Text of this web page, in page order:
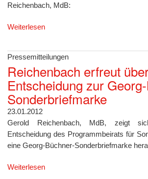
Reichenbach, MdB:
Weiterlesen
Pressemitteilungen
Reichenbach erfreut
Entscheidung zur
Sonderbriefmarke
23.01.2012
Gerold Reichenbach, MdB, zeigt
Entscheidung des Programmbeirats für
eine Georg-Büchner-Sonderbriefmarke
Weiterlesen